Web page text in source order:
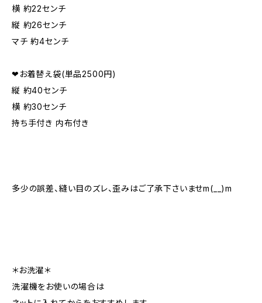
横 約22センチ
縦 約26センチ
マチ 約4センチ
❤︎お着替え袋(単品2500円)
縦 約40センチ
横 約30センチ
持ち手付き 内布付き
多少の誤差、縫い目のズレ、歪みはご了承下さいませm(__)m
＊お洗濯＊
洗濯機をお使いの場合は